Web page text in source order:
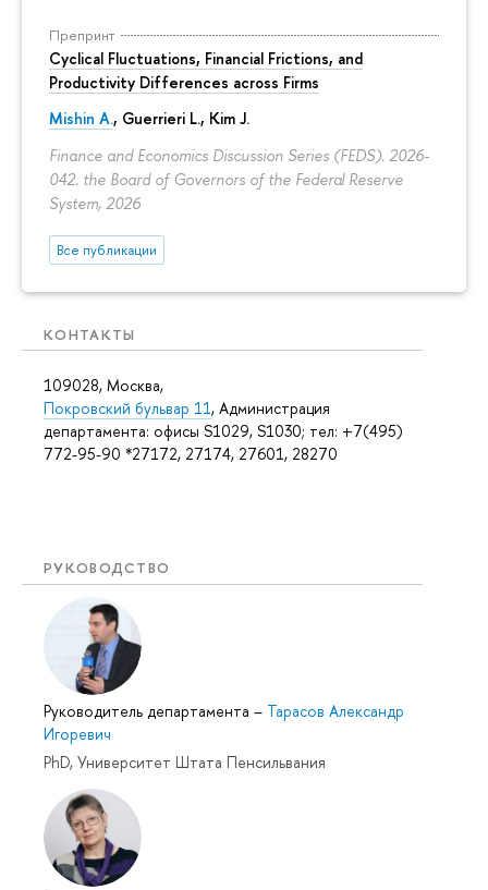
Препринт
Cyclical Fluctuations, Financial Frictions, and
Productivity Differences across Firms
Mishin A., Guerrieri L., Kim J.
Finance and Economics Discussion Series (FEDS). 2026-
042. the Board of Governors of the Federal Reserve
System, 2026
Все публикации
КОНТАКТЫ
109028, Москва,
Покровский бульвар 11, Администрация
департамента: офисы S1029, S1030; тел: +7(495)
772-95-90 *27172, 27174, 27601, 28270
РУКОВОДСТВО
Руководитель департамента – Тарасов Александр
Игоревич
PhD, Университет Штата Пенсильвания